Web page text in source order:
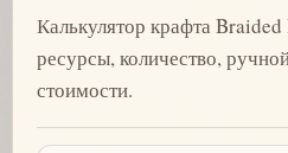
Калькулятор крафта
ресурсы, количество,
стоимости.